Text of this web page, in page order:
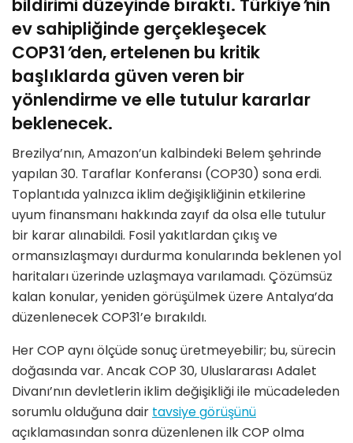
ev sahipliğinde gerçekleşecek
COP31’den, ertelenen bu kritik
başlıklarda güven veren bir
yönlendirme ve elle tutulur kararlar
beklenecek.
Brezilya’nın, Amazon’un kalbindeki Belem şehrinde
yapılan 30. Taraflar Konferansı (COP30) sona erdi.
Toplantıda yalnızca iklim değişikliğinin etkilerine
uyum finansmanı hakkında zayıf da olsa elle tutulur
bir karar alınabildi. Fosil yakıtlardan çıkış ve
ormansızlaşmayı durdurma konularında beklenen yol
haritaları üzerinde uzlaşmaya varılamadı. Çözümsüz
kalan konular, yeniden görüşülmek üzere Antalya’da
düzenlenecek COP31’e bırakıldı.
Her COP aynı ölçüde sonuç üretmeyebilir; bu, sürecin
doğasında var. Ancak COP 30, Uluslararası Adalet
Divanı’nın devletlerin iklim değişikliği ile mücadeleden
sorumlu olduğuna dair tavsiye görüşünü
açıklamasından sonra düzenlenen ilk COP olma